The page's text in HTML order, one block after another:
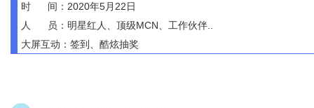
时 间：2020年5月22日
人 员：明星红人、顶级MCN、工作伙伴..
大屏互动：签到、酷炫抽奖